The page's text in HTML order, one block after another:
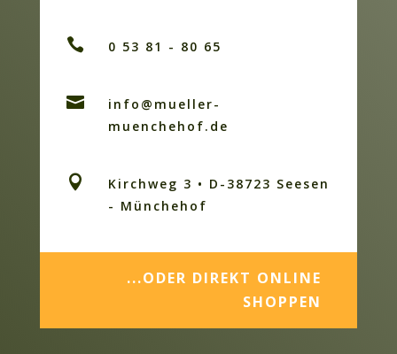
 0 53 81 - 80 65

info@mueller-
muenchehof.de

Kirchweg 3 • D-38723 Seesen
- Münchehof
...ODER DIREKT ONLINE
SHOPPEN